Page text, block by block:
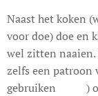
Naast het koken
voor doe) doe en
wel zitten naaien.
zelfs een patroon
gebruiken 😊😊)